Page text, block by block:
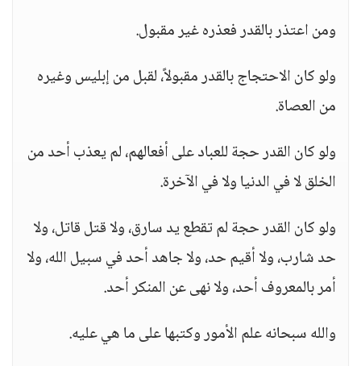
ومن اعتذر بالقدر فعذره غير مقبول.
ولو كان الاحتجاج بالقدر مقبولاً، لقبل من إبليس وغيره
من العصاة.
ولو كان القدر حجة للعباد على أفعالهم، لم يعذب أحد من
الخلق لا في الدنيا ولا في الآخرة.
ولو كان القدر حجة لم تقطع يد سارق، ولا قتل قاتل، ولا
حد شارب، ولا أقيم حد، ولا جاهد أحد في سبيل الله، ولا
أمر بالمعروف أحد، ولا نهى عن المنكر أحد.
والله سبحانه علم الأمور وكتبها على ما هي عليه.